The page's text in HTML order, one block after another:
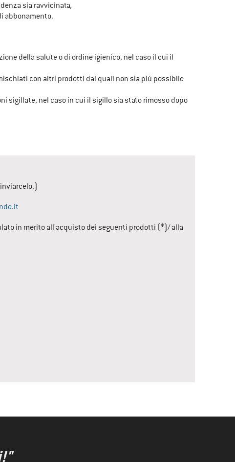
sia ravvicinata,
abbonamento.
della salute o di ordine igienico, nel caso il cui il
con altri prodotti dai quali non sia più possibile
sigillate, nel caso in cui il sigillo sia stato rimosso dopo
in merito all'acquisto dei seguenti prodotti (*)/ alla